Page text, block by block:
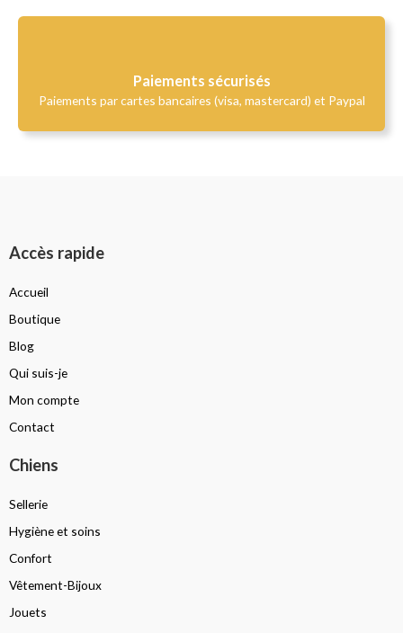
Paiements sécurisés
Paiements par cartes bancaires (visa, mastercard) et Paypal
Accès rapide
Accueil
Boutique
Blog
Qui suis-je
Mon compte
Contact
Chiens
Sellerie
Hygiène et soins
Confort
Vêtement-Bijoux
Jouets